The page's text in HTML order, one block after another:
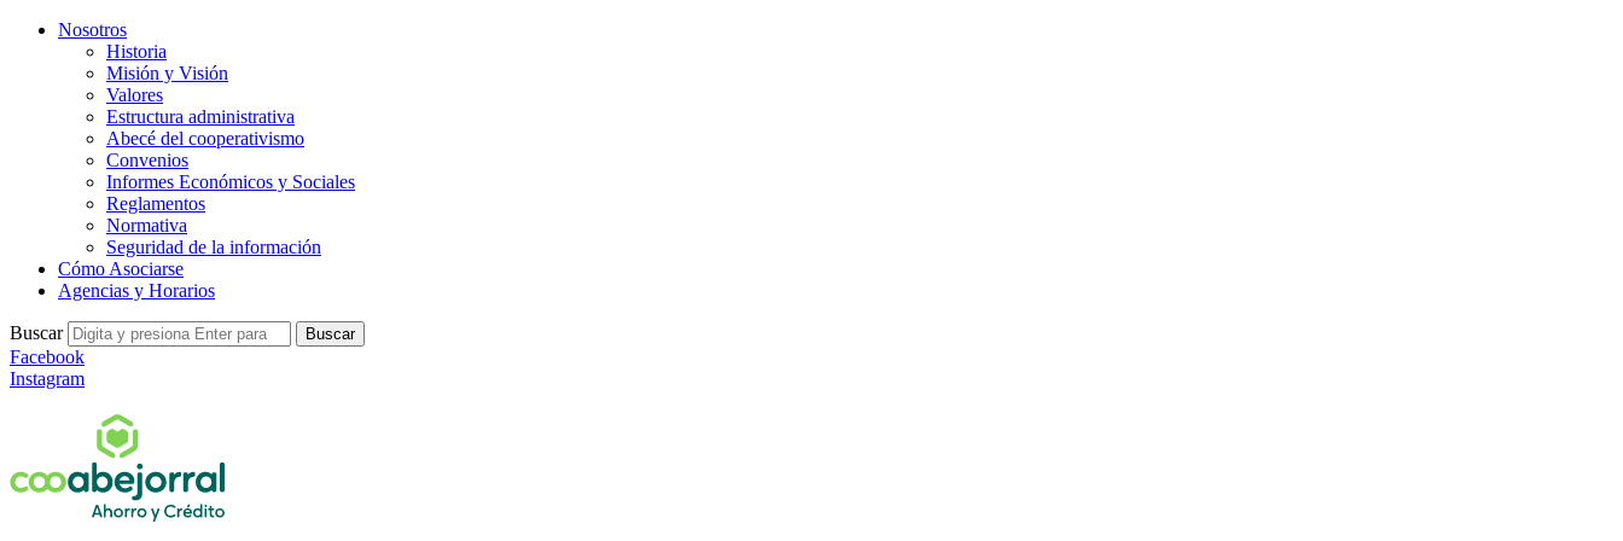
Nosotros
Historia
Misión y Visión
Valores
Estructura administrativa
Abecé del cooperativismo
Convenios
Informes Económicos y Sociales
Reglamentos
Normativa
Seguridad de la información
Cómo Asociarse
Agencias y Horarios
Buscar Buscar
Facebook
Instagram